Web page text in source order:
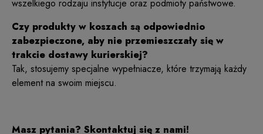
wszelkiego rodzaju instytucje oraz podmioty państwowe.
Czy produkty w koszach są odpowiednio
zabezpieczone, aby nie przemieszczały się w
trakcie dostawy kurierskiej?
Tak, stosujemy specjalne wypełniacze, które trzymają każdy
element na swoim miejscu.
Masz pytania? Skontaktuj się z nami!